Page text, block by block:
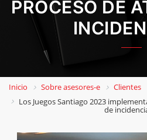
PROCESO DE
Inicio Sobre asesores-e
Clientes
Los Juegos Santiago 2023
de